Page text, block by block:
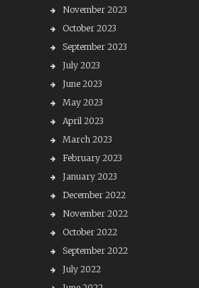
November 2023
October 2023
September 2023
July 2023
June 2023
May 2023
April 2023
March 2023
February 2023
January 2023
December 2022
November 2022
October 2022
September 2022
July 2022